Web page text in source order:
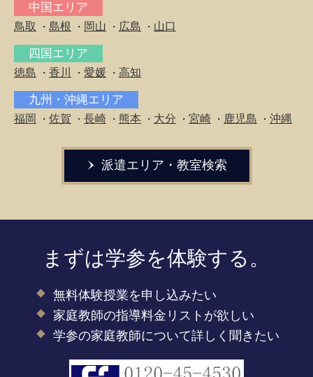
中国エリア
鳥取 ・ 島根 ・ 岡山 ・ 広島 ・ 山口
四国エリア
徳島 ・ 香川 ・ 愛媛 ・ 高知
九州・沖縄エリア
福岡 ・ 佐賀 ・ 長崎 ・ 熊本 ・ 大分 ・ 宮崎 ・ 鹿児島 ・ 沖縄
派遣エリア・教室検索
まずは学参を体験する。
無料体験授業を申し込みたい
家庭教師の指導料金リストが欲しい
学参の家庭教師について詳しく聞きたい